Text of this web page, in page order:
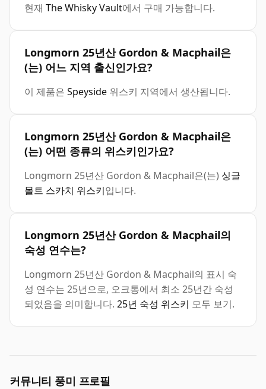
현재 The Whisky Vault에서 구매 가능합니다.
Longmorn 25년산 Gordon & Macphail은
(는) 어느 지역 출신인가요?
이 제품은 Speyside 위스키 지역에서 생산됩니다.
Longmorn 25년산 Gordon & Macphail은
(는) 어떤 종류의 위스키인가요?
Longmorn 25년산 Gordon & Macphail은(는) 싱글
몰트 스카치 위스키입니다.
Longmorn 25년산 Gordon & Macphail의
숙성 연수는?
Longmorn 25년산 Gordon & Macphail의 표시 숙
성 연수는 25년으로, 오크통에서 최소 25년간 숙성
되었음을 의미합니다. 25년 숙성 위스키 모두 보기.
커뮤니티 풍미 프로필